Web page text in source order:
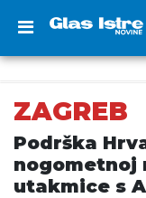
ZAGREB
Podrška
nogometnoj
utakmice s